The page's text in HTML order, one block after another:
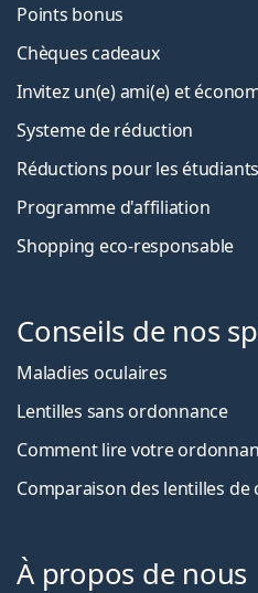
Points bonus
Chèques cadeaux
Invitez un(e) ami(e) et
Systeme de réduction
Réductions pour les étudiants
Programme d'affiliation
Shopping eco-responsable
Conseils de nos
Maladies oculaires
Lentilles sans ordonnance
Comment lire votre
Comparaison des lentilles de
À propos de nous